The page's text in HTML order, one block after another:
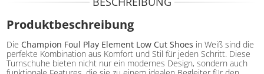
Produktbeschreibung
Die Champion Foul Play Element Low Cut Shoes in Weiß sind die
perfekte Kombination aus Komfort und Stil für jeden Schritt. Diese
Turnschuhe bieten nicht nur ein modernes Design, sondern auch